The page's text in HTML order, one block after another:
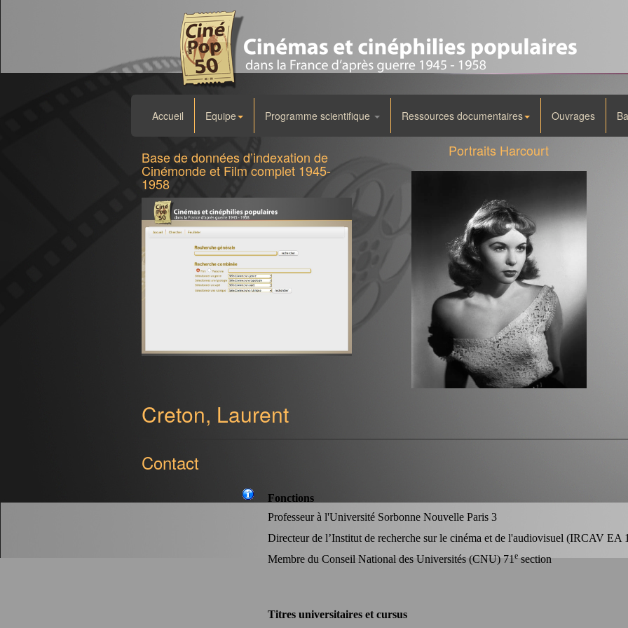
Accueil Equipe Programme scientifique Ressources documentaires Ouvrages
Base de données d’indexation de
Cinémonde et Film complet 1945-
1958
Portraits Harcourt
Creton, Laurent
Contact
Fonctions
Professeur à l'Université Sorbonne Nouvelle Paris 3
Directeur de l’Institut de recherche sur le cinéma et de l'audiovisuel (IRCAV EA
Membre du Conseil National des Universités (CNU) 71 e section
Titres universitaires et cursus